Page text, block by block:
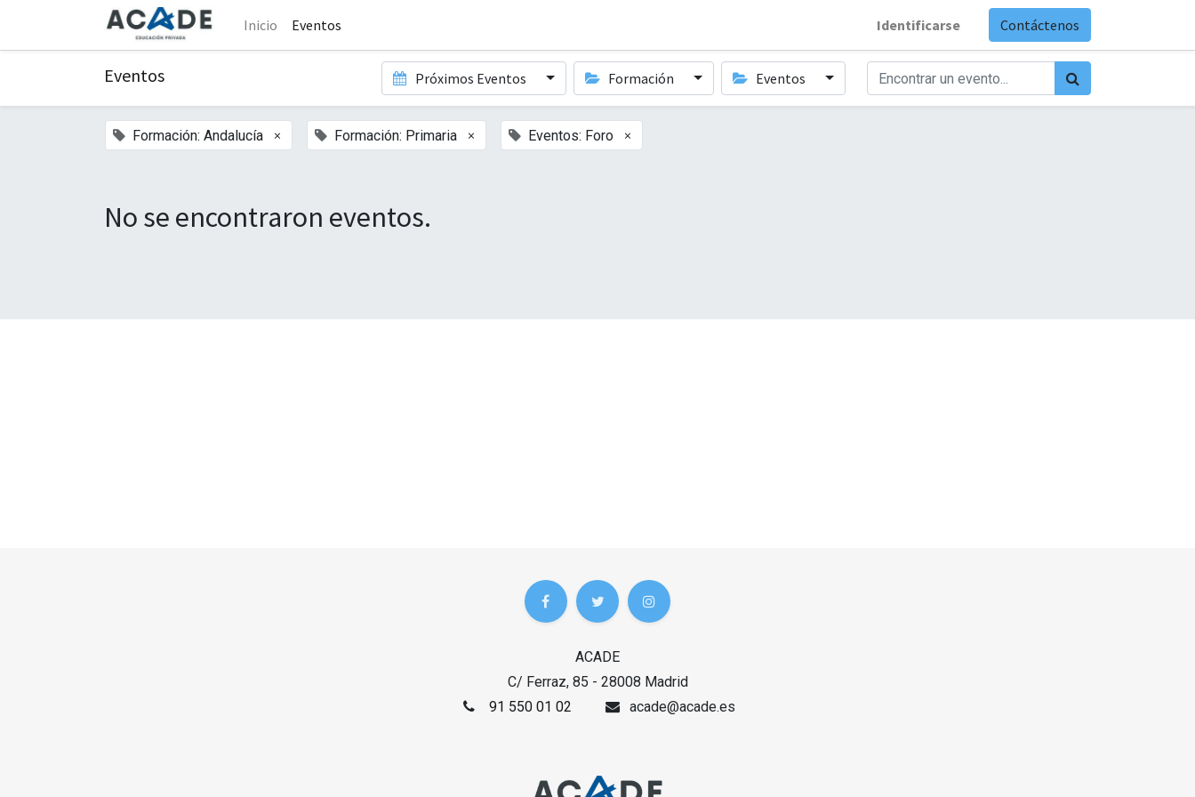
Inicio Eventos Identificarse Contáctenos
Eventos Próximos Eventos Formación Eventos
Formación: Andalucía × Formación: Primaria × Eventos: Foro ×
No se encontraron eventos.
ACADE
C/ Ferraz, 85 - 28008 Madrid
91 550 01 02
acade@acade.es